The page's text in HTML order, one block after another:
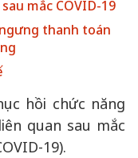
mắc COVID-19
thanh toán
hồi chức năng
quan sau mắc
19).